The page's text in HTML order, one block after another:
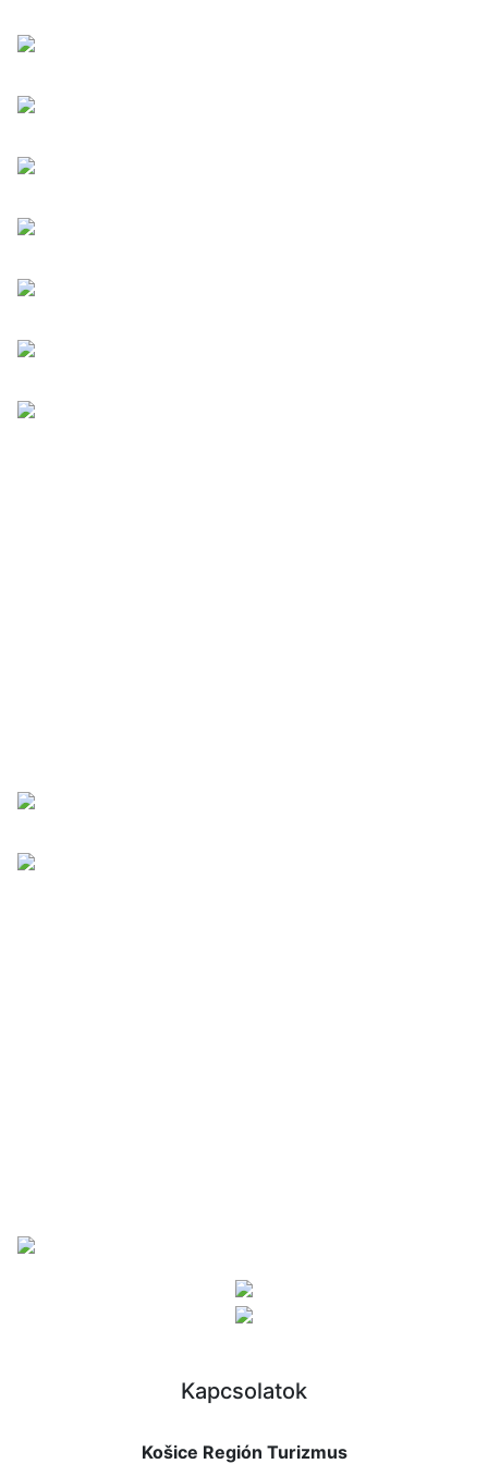
Kapcsolatok
Košice Región Turizmus